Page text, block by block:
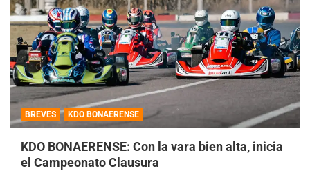
BREVES KDO BONAERENSE
KDO BONAERENSE: Con la vara bien alta, inicia
el Campeonato Clausura